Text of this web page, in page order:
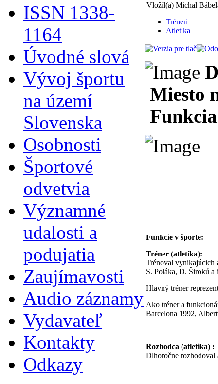
ISSN 1338-
1164
Úvodné slová
Vývoj športu
na území
Slovenska
Osobnosti
Športové
odvetvia
Významné
udalosti a
podujatia
Zaujímavosti
Audio záznamy
Vydavateľ
Kontakty
Odkazy
Vložil(a) Michal
Tréneri
Atletika
Miesto
Funkcie v športe:
Tréner (atletika):
Trénoval vynikajúcich
S. Poláka, D. Širokú a
Hlavný tréner
Ako tréner a
Barcelona 1992,
Rozhodca (atletika) :
Dlhoročne rozhodoval